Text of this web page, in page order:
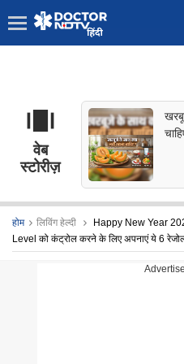
वेब
स्टोरीज़
होम लिविंग हेल्दी
Happy New Year
Level को कंट्रोल करने के लिए अपनाएं ये 6